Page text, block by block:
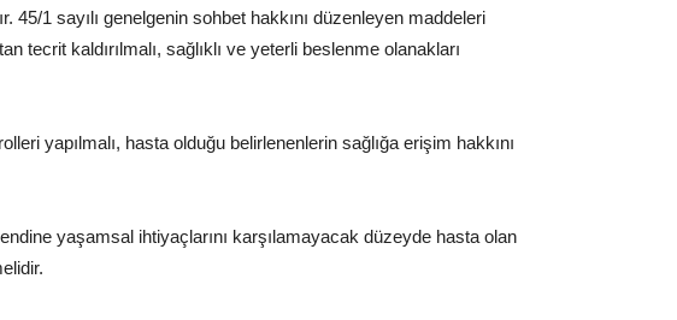
45/1 sayılı genelgenin sohbet hakkını düzenleyen maddeleri
tecrit kaldırılmalı, sağlıklı ve yeterli beslenme olanakları
yapılmalı, hasta olduğu belirlenenlerin sağlığa erişim hakkını
yaşamsal ihtiyaçlarını karşılamayacak düzeyde hasta olan